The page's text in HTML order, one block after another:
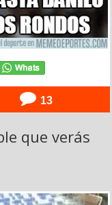
13
que verás